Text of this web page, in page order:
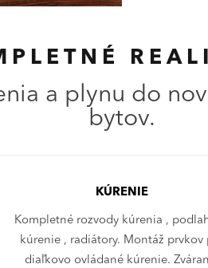
a plynu do
bytov.
KÚRENIE
Kompletné rozvody kúrenia ,
kúrenie , radiátory. Montáž prvkov
diaľkovo ovládané kúrenie.